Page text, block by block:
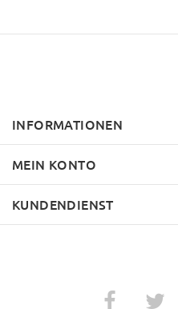
INFORMATIONEN
MEIN KONTO
KUNDENDIENST